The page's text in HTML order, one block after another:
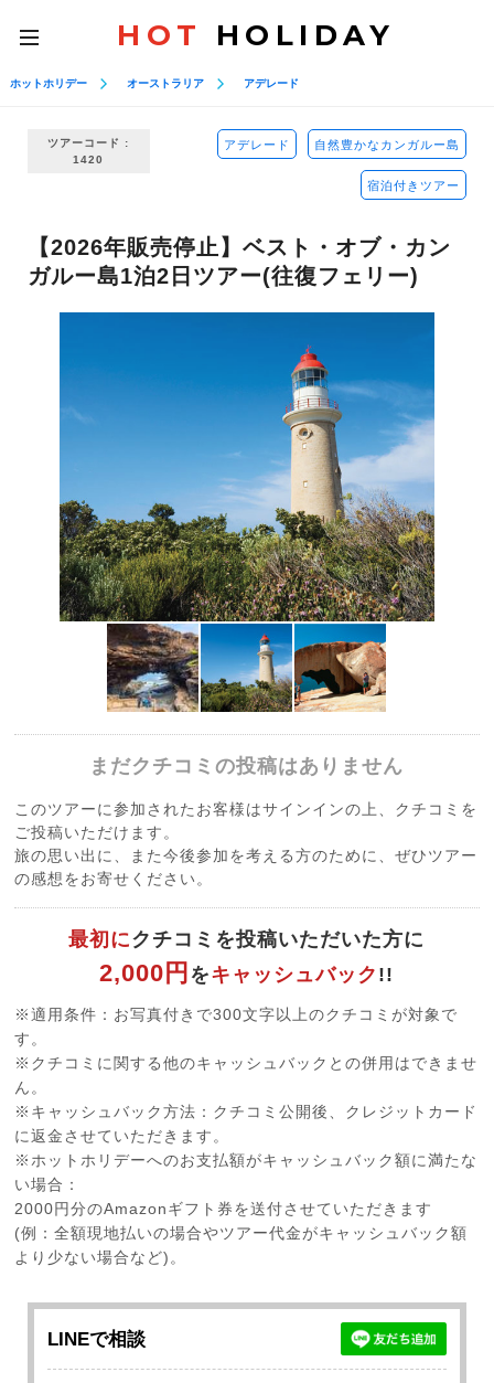
toggle
navigation
HOT HOLIDAY
ホットホリデー オーストラリア アデレード
ツアーコード :
1420
アデレード 自然豊かなカンガルー島
宿泊付きツアー
【2026年販売停止】ベスト・オブ・カン
ガルー島1泊2日ツアー(往復フェリー)
まだクチコミの投稿はありません
このツアーに参加されたお客様はサインインの上、クチコミを
ご投稿いただけます。
旅の思い出に、また今後参加を考える方のために、ぜひツアー
の感想をお寄せください。
最初にクチコミを投稿いただいた方に
2,000円 をキャッシュバック !!
※適用条件：お写真付きで300文字以上のクチコミが対象で
す。
※クチコミに関する他のキャッシュバックとの併用はできませ
ん。
※キャッシュバック方法：クチコミ公開後、クレジットカード
に返金させていただきます。
※ホットホリデーへのお支払額がキャッシュバック額に満たな
い場合：
2000円分のAmazonギフト券を送付させていただきます
(例：全額現地払いの場合やツアー代金がキャッシュバック額
より少ない場合など)。
LINEで相談